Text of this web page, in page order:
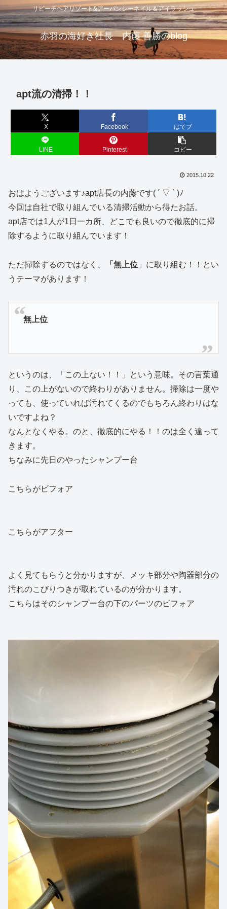
リビーチヘアリゾート&アーバンシーネイル＆アイラッシュ
赤羽の海好き社長 内藤 善勝のblog
apt流の清掃！！
X Facebook はてブ
LINE Pinterest コピー
2015.10.22
おはようございます♪apt店長の内藤です( ´ ▽ ` )ﾉ
今回は自社で取り組んでいる清掃活動から得たお話。
apt店では1人が1日一カ所、どこでも良いので徹底的に掃
除するように取り組んでいます！
ただ掃除するのではなく、 「無上位 」に取り組む！！とい
うテーマがあります！
無上位
というのは、「この上ない！！」という意味。その言葉通
り、この上がないので終わりがありません。掃除は一度や
っても、使っていれば汚れてくるのでもちろん終わりはな
いですよね？
なんとなくやる。のと、徹底的にやる！！のは全く違って
きます。
ちなみに先日のやったシャンプー台
こちらがビフォア
こちらがアフター
よく見てもらうと分かりますが、メッキ部分や陶器部分の
汚れのこびりつきが取れているのが分かります。
こちらはそのシャンプー台の下のパーツのビフォア